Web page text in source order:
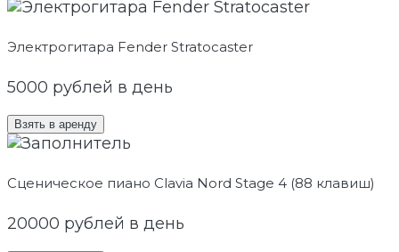
Электрогитара Fender Stratocaster
5000 рублей в день
Взять в аренду
Сценическое пиано Clavia Nord Stage 4 (88 клавиш)
20000 рублей в день